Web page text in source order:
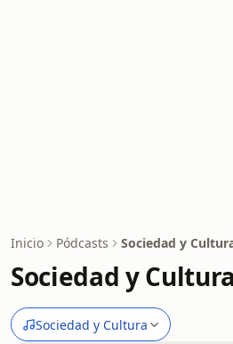
Inicio Pódcasts Sociedad y
Sociedad y
Sociedad y Cultura